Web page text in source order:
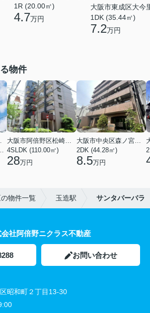
1R (20.00㎡)
4.7万円
大阪市東成区大今
1DK (35.44㎡)
7.2万円
物件
丁目
(105.43㎡)
大阪市阿倍野区松崎町３丁目
4SLDK (110.00㎡)
28万円
大阪市中央区森ノ宮中央１丁目
2DK (44.28㎡)
8.5万円
物件一覧 玉造駅 サンタバーバラ
社阿倍野ニクラス不動産
お問い合わせ
昭和町２丁目13-30